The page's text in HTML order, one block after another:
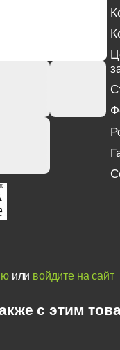
или войдите на сайт
с этим